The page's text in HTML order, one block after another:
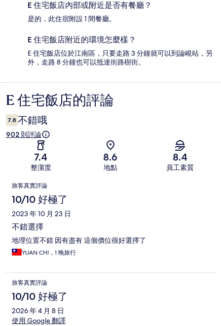
E 住宅飯店內部或附近是否有餐廳？
是的，此住宿附設 1 間餐廳。
E 住宅飯店附近的環境怎麼樣？
E 住宅飯店位於江南區，只要走路 3 分鐘就可以到論峴站，另
外，走路 8 分鐘也可以抵達街路樹街。
評
論
E 住宅飯店的評論
7.8 不錯哦
902 則評論
7.4
整潔度
8.6
地點
8.4
員工素質
評
論
旅客真實評論
10/10 好極了
2023 年 10 月 23 日
不錯選擇
地理位置不錯 因有盡有 這個價位很好選擇了
YUAN CHI，1 晚旅行
旅客真實評論
10/10 好極了
2026 年 4 月 8 日
使用 Google 翻譯